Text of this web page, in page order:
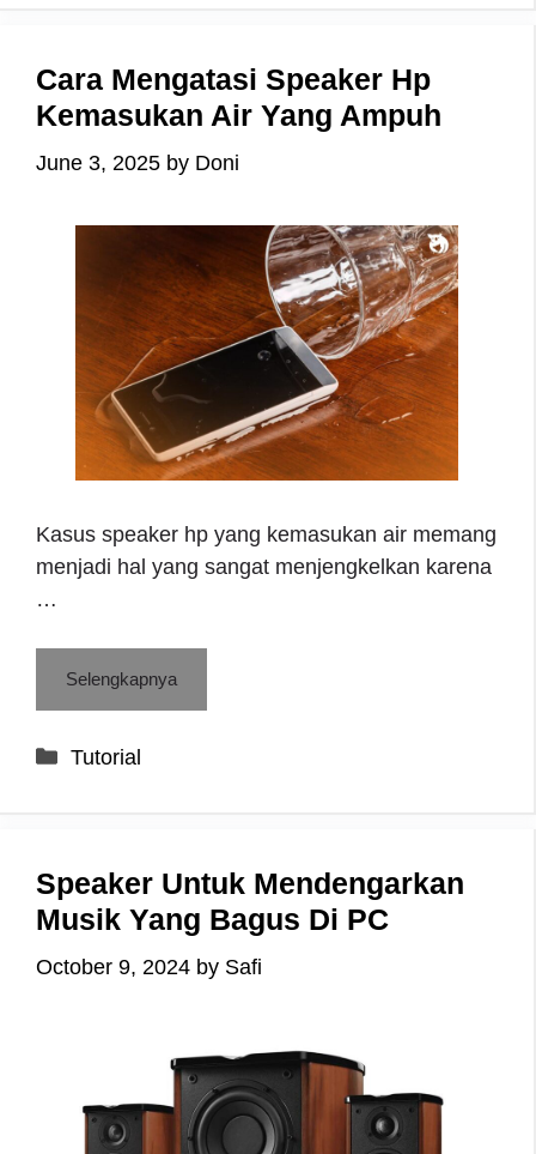
Cara Mengatasi Speaker Hp
Kemasukan Air Yang Ampuh
June 3, 2025 by Doni
Kasus speaker hp yang kemasukan air memang
menjadi hal yang sangat menjengkelkan karena
…
Selengkapnya
Categories
Tutorial
Speaker Untuk Mendengarkan
Musik Yang Bagus Di PC
October 9, 2024 by Safi